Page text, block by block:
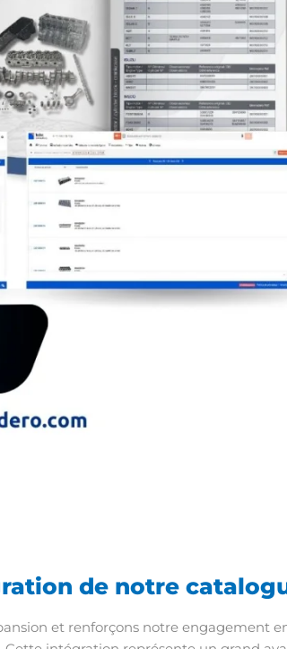
de notre
et renforçons notre engagement